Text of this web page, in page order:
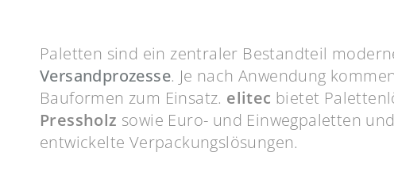
Paletten sind ein zentraler Bestandteil
Versandprozesse. Je nach Anwendung
Bauformen zum Einsatz. elitec bietet
Pressholz sowie Euro- und Einwegpaletten
entwickelte Verpackungslösungen.